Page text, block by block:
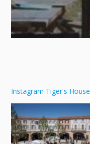
Instagram Tiger's House